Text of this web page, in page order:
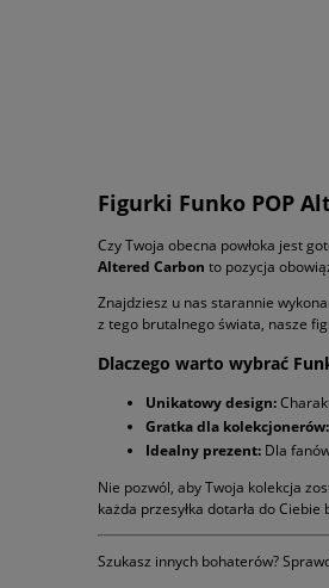
Figurki Funko POP
Czy Twoja obecna powłoka jest
Altered Carbon to pozycja
Znajdziesz u nas starannie
z tego brutalnego świata, nasze
Dlaczego warto wybrać
Unikatowy design:
Gratka dla kolekcjonerów:
Idealny prezent: Dla
Nie pozwól, aby Twoja kolekcja
każda przesyłka dotarła do
Szukasz innych bohaterów?